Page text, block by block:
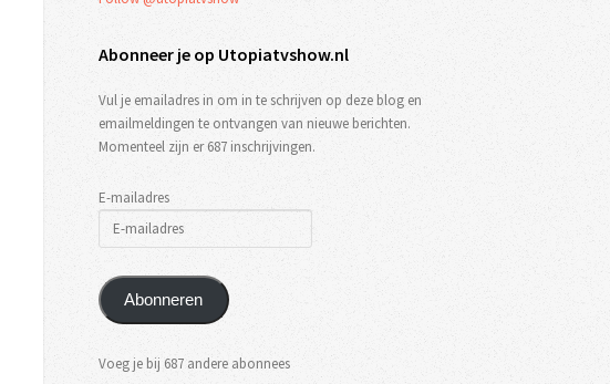
Abonneer je op Utopiatvshow.nl
Vul je emailadres in om in te schrijven op deze blog en
emailmeldingen te ontvangen van nieuwe berichten.
Momenteel zijn er 687 inschrijvingen.
E-mailadres
Abonneren
Voeg je bij 687 andere abonnees